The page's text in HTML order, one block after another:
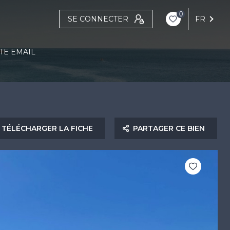
SE CONNECTER
0
FR
EMAIL
TÉLÉCHARGER LA FICHE PARTAGER CE BIEN